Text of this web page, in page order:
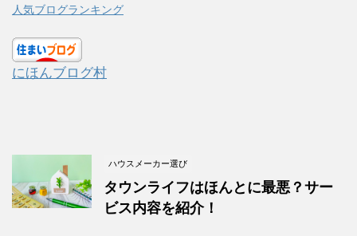
人気ブログランキング
にほんブログ村
ハウスメーカー選び
タウンライフはほんとに最悪？サー
ビス内容を紹介！